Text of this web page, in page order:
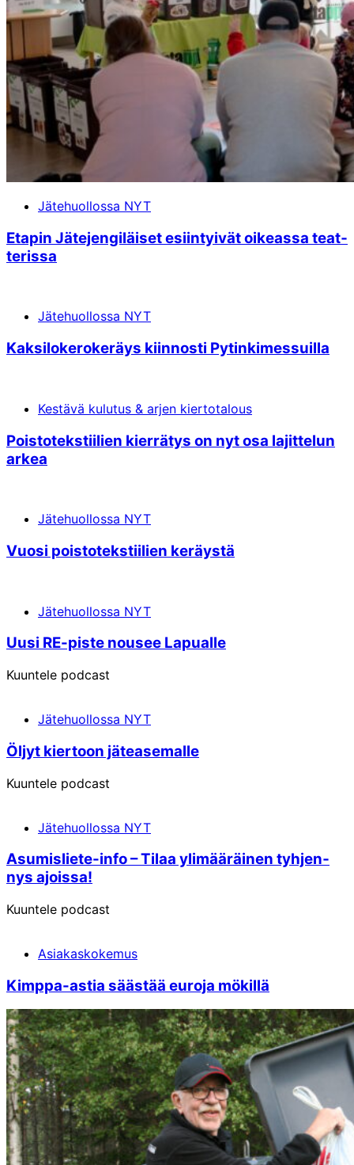
Jätehuollossa NYT
Eta­pin Jä­te­jen­gi­läi­set esiin­tyi­vät oi­ke­as­sa te­at­
te­ris­sa
Jätehuollossa NYT
Kak­si­lo­ke­ro­ke­räys kiin­nos­ti Py­tin­ki­mes­suil­la
Kestävä kulutus & arjen kiertotalous
Poistotekstiilien kierrätys on nyt osa lajittelun
arkea
Jätehuollossa NYT
Vuo­si poistoteks­tii­li­en ke­räys­tä
Jätehuollossa NYT
Uu­si RE-pis­te nou­see La­pu­al­le
Kuuntele podcast
Jätehuollossa NYT
Öljyt kier­toon jäteasemalle
Kuuntele podcast
Jätehuollossa NYT
Asumis­liete-info – Ti­laa yli­mää­räi­nen tyh­jen­
nys ajois­sa!
Kuuntele podcast
Asiakaskokemus
Kimppa-astia sääs­tää eu­ro­ja mö­kil­lä